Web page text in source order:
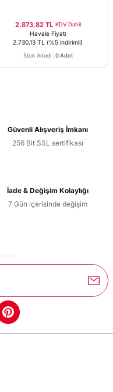
2.873,82 TL KDV Dahil
Havale Fiyatı
2.730,13 TL (%5 indirimli)
Stok Adedi : 0 Adet
Güvenli Alışveriş İmkanı
256 Bit SSL sertifikası
İade & Değişim Kolaylığı
7 Gün içerisinde değişim